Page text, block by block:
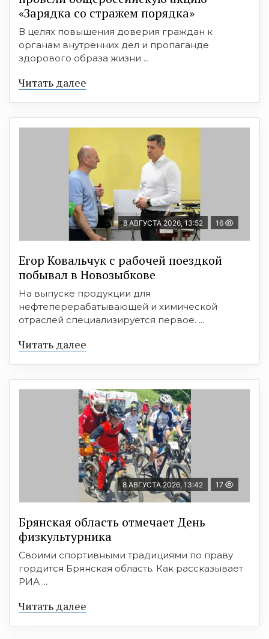
«Зарядка со стражем порядка»
В целях повышения доверия граждан к
органам внутренних дел и пропаганде
здорового образа жизни ...
Читать далее
8 АВГУСТА 2026, 13:52 16
Егор Ковальчук с рабочей поездкой
побывал в Новозыбкове
На выпуске продукции для
нефтеперерабатывающей и химической
отраслей специализируется первое. ...
Читать далее
8 АВГУСТА 2026, 13:42 17
Брянская область отмечает День
физкультурника
Своими спортивными традициями по праву
гордится Брянская область. Как рассказывает
РИА ...
Читать далее